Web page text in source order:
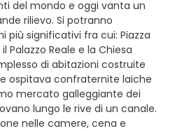
del mondo e oggi vanta un
rilievo. Si potranno
più significativi fra cui: Piazza
Palazzo Reale e la Chiesa
di abitazioni costruite
ospitava confraternite laiche
mercato galleggiante dei
lungo le rive di un canale.
nelle camere, cena e